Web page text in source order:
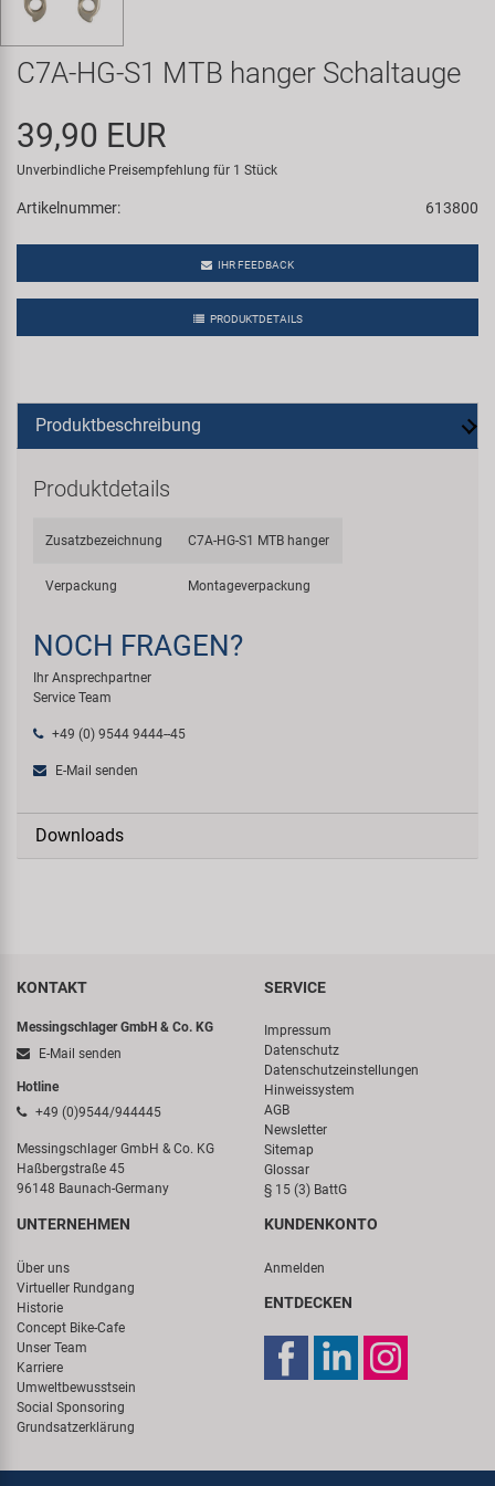
Samox
Smart
SRAM/RockShox
C7A-HG-S1 MTB hanger Schaltauge
39,90 EUR
Unverbindliche Preisempfehlung für 1 Stück
Artikelnummer: 613800
IHR FEEDBACK
PRODUKTDETAILS
Produktbeschreibung
Produktdetails
Zusatzbezeichnung C7A-HG-S1 MTB hanger
Verpackung Montageverpackung
NOCH FRAGEN?
Ihr Ansprechpartner
Service Team
+49 (0) 9544 9444--45
E-Mail senden
Downloads
KONTAKT
Messingschlager GmbH & Co. KG
E-Mail senden
Hotline
+49 (0)9544/944445
Messingschlager GmbH & Co. KG
Haßbergstraße 45
96148 Baunach-Germany
SERVICE
Impressum
Datenschutz
Datenschutzeinstellungen
Hinweissystem
AGB
Newsletter
Sitemap
Glossar
§ 15 (3) BattG
UNTERNEHMEN
Über uns
Virtueller Rundgang
Historie
Concept Bike-Cafe
Unser Team
Karriere
Umweltbewusstsein
Social Sponsoring
Grundsatzerklärung
KUNDENKONTO
Anmelden
ENTDECKEN